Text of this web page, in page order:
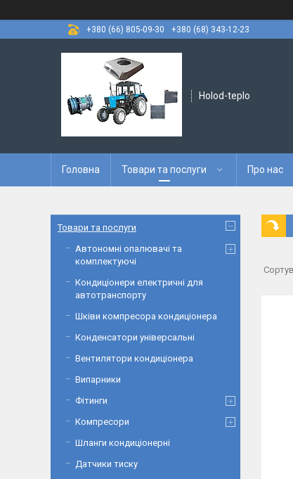
+380 (66) 805-09-30 +380 (68) 343-12-23
Holod-teplo
Головна Товари та послуги Про нас
Товари та послуги
Автономні опалювачі та
комплектуючі
Кондиціонери електричні для
автотранспорту
Шківи компресора кондиціонера
Конденсатори універсальні
Вентилятори кондиціонера
Випарники
Фітинги
Компресори
Шланги кондиціонерні
Датчики тиску